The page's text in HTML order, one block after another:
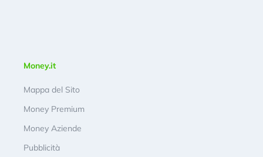
Money.it
Mappa del Sito
Money Premium
Money Aziende
Pubblicità